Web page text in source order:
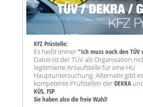
KFZ Prüstelle:
Es heißt immer"Ich muss noch den TÜV
Dabei ist der TÜV als Organisation
legitimierte Anlaufstelle für eine HU
Hauptuntersuchung. Alternativ gibt
kompetente Prüfstellen derDEKRA
KÜS, FSP.
Sie haben also die freie Wahl!